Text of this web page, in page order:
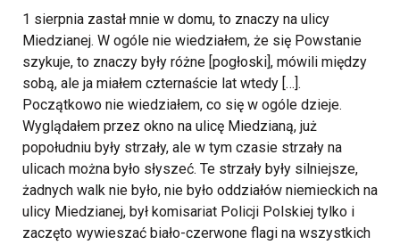
1 sierpnia zastał mnie w domu, to znaczy na ulicy
Miedzianej. W ogóle nie wiedziałem, że się Powstanie
szykuje, to znaczy były różne [pogłoski], mówili między
sobą, ale ja miałem czternaście lat wtedy […].
Początkowo nie wiedziałem, co się w ogóle dzieje.
Wyglądałem przez okno na ulicę Miedzianą, już
popołudniu były strzały, ale w tym czasie strzały na
ulicach można było słyszeć. Te strzały były silniejsze,
żadnych walk nie było, nie było oddziałów niemieckich na
ulicy Miedzianej, był komisariat Policji Polskiej tylko i
zaczęto wywieszać biało-czerwone flagi na wszystkich